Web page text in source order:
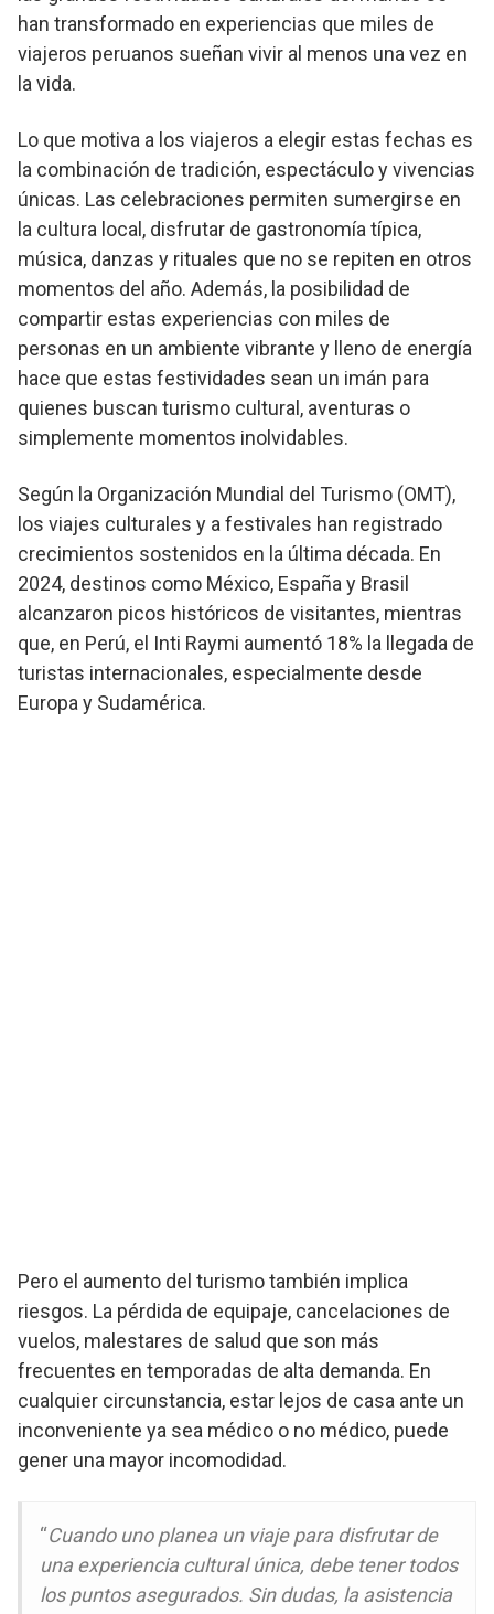
han transformado en experiencias que miles de
viajeros peruanos sueñan vivir al menos una vez en
la vida.
Lo que motiva a los viajeros a elegir estas fechas es
la combinación de tradición, espectáculo y vivencias
únicas. Las celebraciones permiten sumergirse en
la cultura local, disfrutar de gastronomía típica,
música, danzas y rituales que no se repiten en otros
momentos del año. Además, la posibilidad de
compartir estas experiencias con miles de
personas en un ambiente vibrante y lleno de energía
hace que estas festividades sean un imán para
quienes buscan turismo cultural, aventuras o
simplemente momentos inolvidables.
Según la Organización Mundial del Turismo (OMT),
los viajes culturales y a festivales han registrado
crecimientos sostenidos en la última década. En
2024, destinos como México, España y Brasil
alcanzaron picos históricos de visitantes, mientras
que, en Perú, el Inti Raymi aumentó 18% la llegada de
turistas internacionales, especialmente desde
Europa y Sudamérica.
Pero el aumento del turismo también implica
riesgos. La pérdida de equipaje, cancelaciones de
vuelos, malestares de salud que son más
frecuentes en temporadas de alta demanda. En
cualquier circunstancia, estar lejos de casa ante un
inconveniente ya sea médico o no médico, puede
gener una mayor incomodidad.
“Cuando uno planea un viaje para disfrutar de
una experiencia cultural única, debe tener todos
los puntos asegurados. Sin dudas, la asistencia